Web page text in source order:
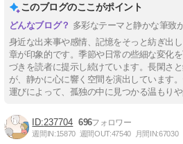
このブログのここがポイント
多彩なテーマと静かな筆致
身近な出来事や感情、記憶をそっと紡ぎ出
章が印象的です。季節や日常の些細な変化
づきを読者に提示し続けています。長閑さ
が、静かに心に響く空間を演出しています
運びによって、孤独の中に見つかる温もり
237704 696
週間IN:15870 週間OUT:47540 月間IN:67030